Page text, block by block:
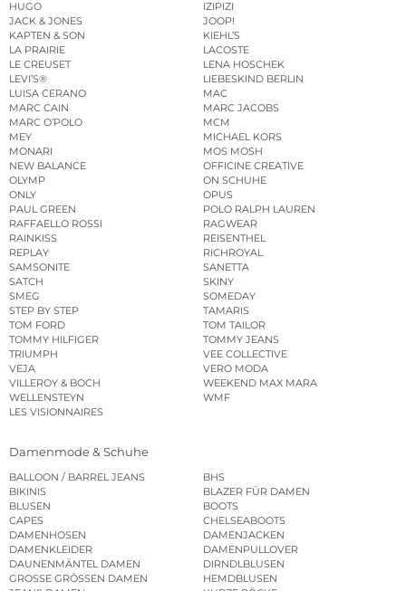
HUGO
IZIPIZI
JACK & JONES
JOOP!
KAPTEN & SON
KIEHL’S
LA PRAIRIE
LACOSTE
LE CREUSET
LENA HOSCHEK
LEVI’S®
LIEBESKIND BERLIN
LUISA CERANO
MAC
MARC CAIN
MARC JACOBS
MARC O’POLO
MCM
MEY
MICHAEL KORS
MONARI
MOS MOSH
NEW BALANCE
OFFICINE CREATIVE
OLYMP
ON SCHUHE
ONLY
OPUS
PAUL GREEN
POLO RALPH LAUREN
RAFFAELLO ROSSI
RAGWEAR
RAINKISS
REISENTHEL
REPLAY
RICHROYAL
SAMSONITE
SANETTA
SATCH
SKINY
SMEG
SOMEDAY
STEP BY STEP
TAMARIS
TOM FORD
TOM TAILOR
TOMMY HILFIGER
TOMMY JEANS
TRIUMPH
VEE COLLECTIVE
VEJA
VERO MODA
VILLEROY & BOCH
WEEKEND MAX MARA
WELLENSTEYN
WMF
LES VISIONNAIRES
Damenmode & Schuhe
BALLOON / BARREL JEANS
BHS
BIKINIS
BLAZER FÜR DAMEN
BLUSEN
BOOTS
CAPES
CHELSEABOOTS
DAMENHOSEN
DAMENJACKEN
DAMENKLEIDER
DAMENPULLOVER
DAUNENMÄNTEL DAMEN
DIRNDLBLUSEN
GROSSE GRÖSSEN DAMEN
HEMDBLUSEN